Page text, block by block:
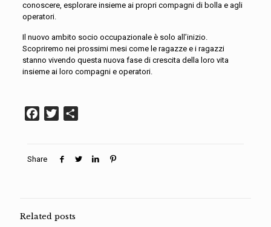
conoscere, esplorare insieme ai propri compagni di bolla e agli
operatori.
Il nuovo ambito socio occupazionale è solo all’inizio.
Scopriremo nei prossimi mesi come le ragazze e i ragazzi
stanno vivendo questa nuova fase di crescita della loro vita
insieme ai loro compagni e operatori.
Facebook
Twitter
Share
Related posts